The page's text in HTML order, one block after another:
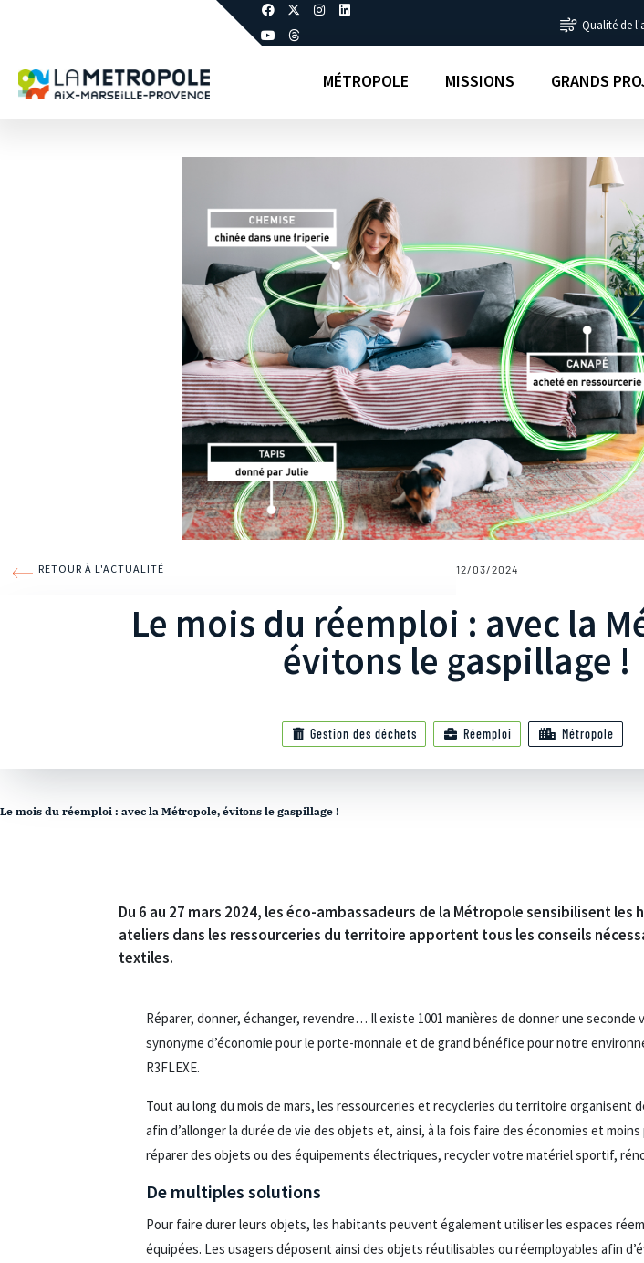
Qualité de
MÉTROPOLE MISSIONS GRANDS
RETOUR À L'ACTUALITÉ 12/03/2024
Le mois du réemploi : avec la
évitons le gaspillage !
Gestion des déchets Réemploi Métropole
Le mois du réemploi : avec la Métropole, évitons le gaspillage !
Du 6 au 27 mars 2024, les éco-ambassadeurs de la Métropole sensibilisent
ateliers dans les ressourceries du territoire apportent tous les conseils
textiles.
Réparer, donner, échanger, revendre… Il existe 1001 manières de donner une
synonyme d’économie pour le porte-monnaie et de grand bénéfice pour notre
R3FLEXE.
Tout au long du mois de mars, les ressourceries et recycleries du territoire organisent
afin d’allonger la durée de vie des objets et, ainsi, à la fois faire des économies et
réparer des objets ou des équipements électriques, recycler votre matériel sportif,
De multiples solutions
Pour faire durer leurs objets, les habitants peuvent également utiliser les espaces
équipées. Les usagers déposent ainsi des objets réutilisables ou réemployables afin